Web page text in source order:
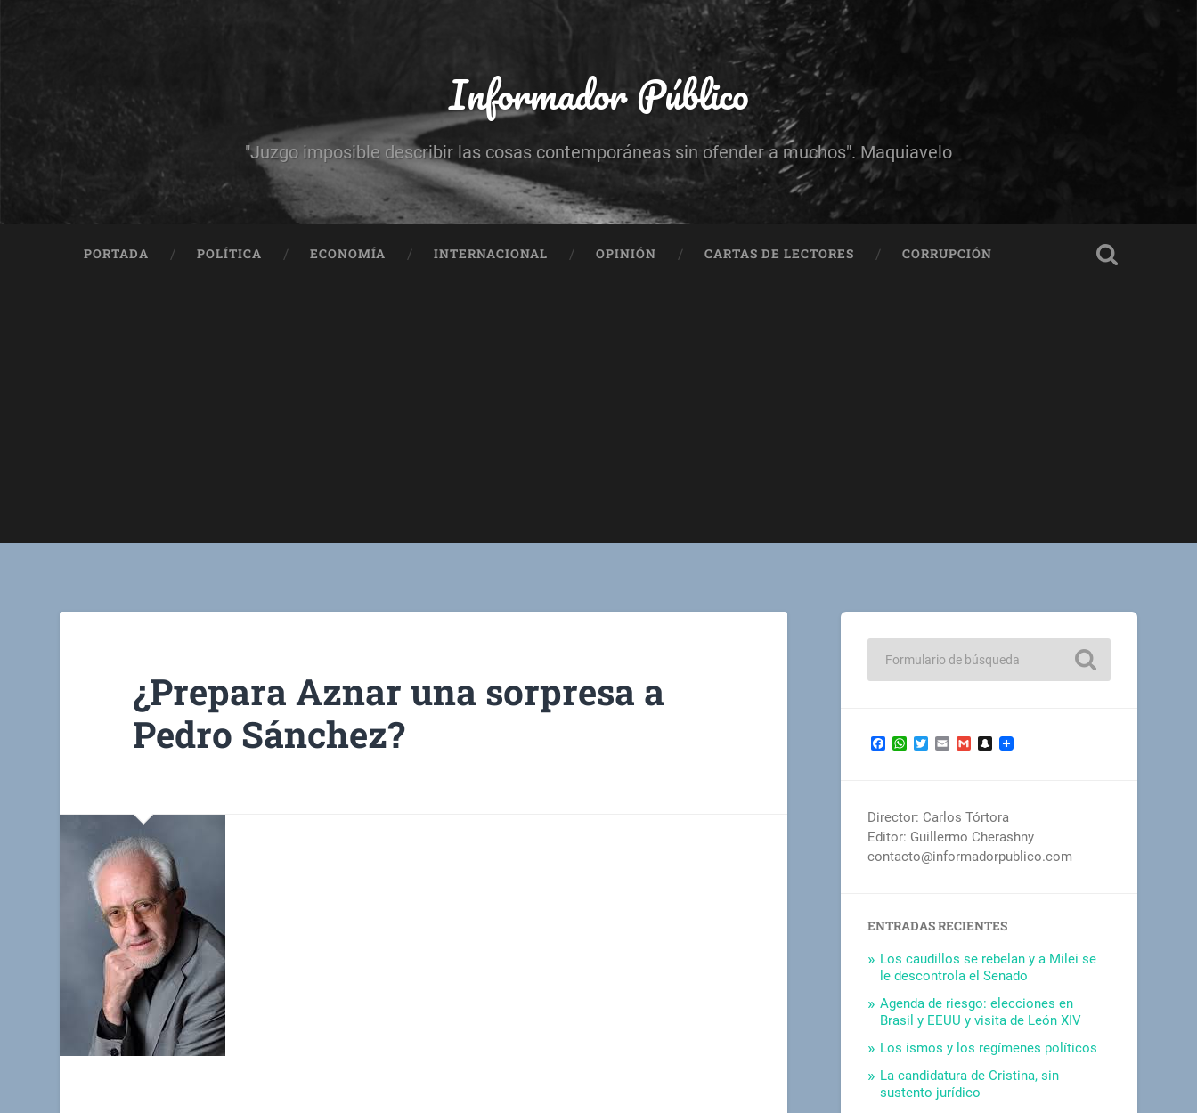
Informador Público
"Juzgo imposible describir las cosas contemporáneas sin ofender a muchos". Maquiavelo
PORTADA POLÍTICA ECONOMÍA INTERNACIONAL OPINIÓN CARTAS DE LECTORES CORRUPCIÓN
¿Prepara Aznar una sorpresa a
Pedro Sánchez?
Facebook
WhatsApp
TwitterEmailGmailSnapchat
Director: Carlos Tórtora
Editor: Guillermo Cherashny
contacto@informadorpublico.com
ENTRADAS RECIENTES
Los caudillos se rebelan y a Milei se
le descontrola el Senado
Agenda de riesgo: elecciones en
Brasil y EEUU y visita de León XIV
Los ismos y los regímenes políticos
La candidatura de Cristina, sin
sustento jurídico